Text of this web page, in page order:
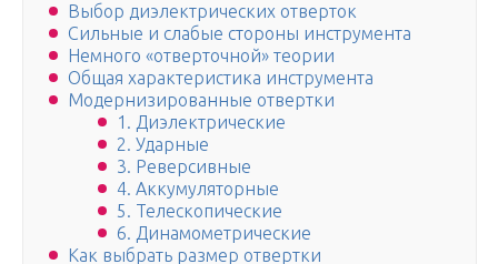
Выбор диэлектрических отверток
Сильные и слабые стороны инструмента
Немного «отверточной» теории
Общая характеристика инструмента
Модернизированные отвертки
1. Диэлектрические
2. Ударные
3. Реверсивные
4. Аккумуляторные
5. Телескопические
6. Динамометрические
Как выбрать размер отвертки